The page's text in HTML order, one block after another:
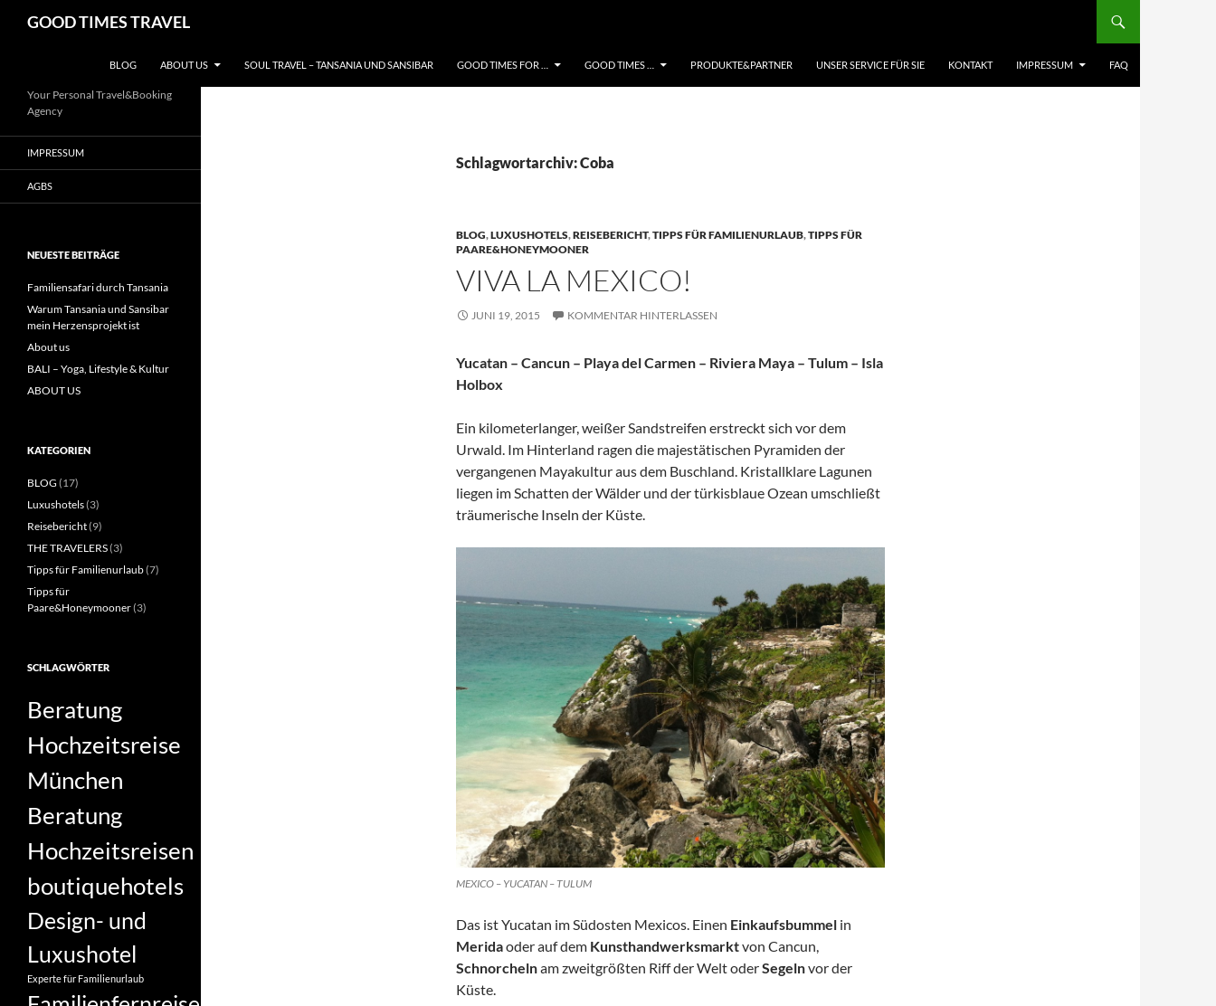
InhaltGOOD TIMES TRAVEL
BLOG ABOUT US SOUL TRAVEL – TANSANIA UND SANSIBAR GOOD TIMES FOR … GOOD TIMES … PRODUKTE&PARTNER UNSER SERVICE FÜR SIE KONTAKT IMPRESSUM FAQ
Schlagwortarchiv: Coba
BLOG,LUXUSHOTELS,REISEBERICHT,TIPPS FÜR FAMILIENURLAUB,TIPPS FÜR
PAARE&HONEYMOONER
VIVA LA MEXICO!
JUNI 19, 2015 KOMMENTAR HINTERLASSEN
Yucatan – Cancun – Playa del Carmen – Riviera Maya – Tulum – Isla
Holbox
Ein kilometerlanger, weißer Sandstreifen erstreckt sich vor dem
Urwald. Im Hinterland ragen die majestätischen Pyramiden der
vergangenen Mayakultur aus dem Buschland. Kristallklare Lagunen
liegen im Schatten der Wälder und der türkisblaue Ozean umschließt
träumerische Inseln der Küste.
MEXICO – YUCATAN – TULUM
Das ist Yucatan im Südosten Mexicos. Einen Einkaufsbummel in
Meridaoder auf dem Kunsthandwerksmarktvon Cancun,
Schnorchelnam zweitgrößten Riff der Welt oderSegelnvor der
Küste.
Your Personal Travel&Booking
Agency
IMPRESSUM
AGBS
NEUESTE BEITRÄGE
Familiensafari durch Tansania
Warum Tansania und Sansibar
mein Herzensprojekt ist
About us
BALI – Yoga, Lifestyle & Kultur
ABOUT US
KATEGORIEN
BLOG (17)
Luxushotels(3)
Reisebericht(9)
THE TRAVELERS(3)
Tipps für Familienurlaub(7)
Tipps für
Paare&Honeymooner(3)
SCHLAGWÖRTER
Beratung
Hochzeitsreise
München
Beratung
Hochzeitsreisen
boutiquehotels
Design- und
Luxushotel
Experte für Familienurlaub